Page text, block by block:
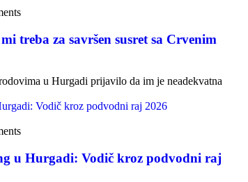
treba za savršen susret sa Crvenim
u Hurgadi prijavilo da im je neadekvatna
u Hurgadi: Vodič kroz podvodni raj